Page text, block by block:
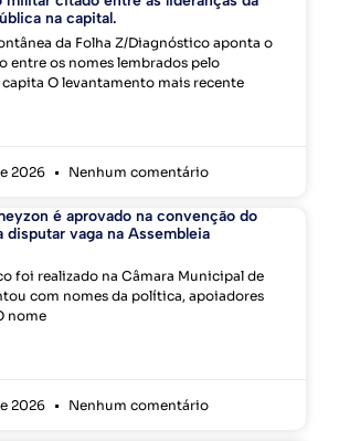
na capital.
da Folha Z/Diagnóstico aponta o
entre os nomes lembrados pelo
O levantamento mais recente
2026 Nenhum comentário
é aprovado na convenção do
disputar vaga na Assembleia
foi realizado na Câmara Municipal de
com nomes da política, apoiadores
nome
2026 Nenhum comentário